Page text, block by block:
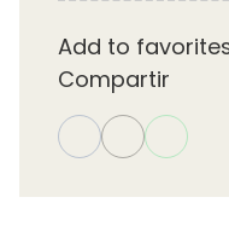
Add to
Compartir